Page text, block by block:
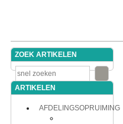
ZOEK ARTIKELEN
ARTIKELEN
AFDELINGSOPRUIMING